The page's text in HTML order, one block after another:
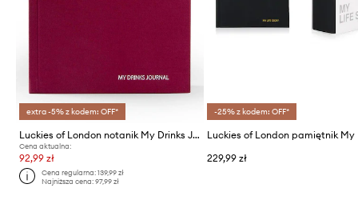
extra -5% z kodem: OFF*
Luckies of London notanik My Drinks Journal
Cena aktualna:
92,99 zł
Cena regularna:139,99 zł
Najniższa cena:97,99 zł
-25% z kodem: OFF*
229,99 zł